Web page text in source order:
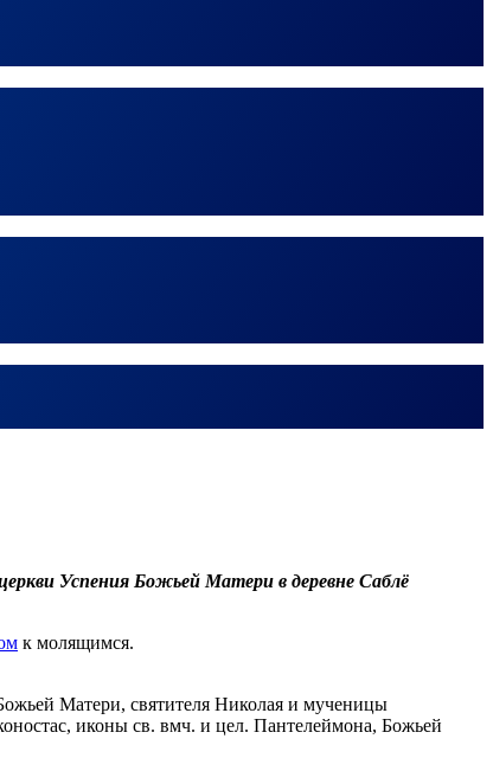
Успения Божьей Матери в деревне Саблё
к молящимся.
Матери, святителя Николая и мученицы
иконы св. вмч. и цел. Пантелеймона, Божьей